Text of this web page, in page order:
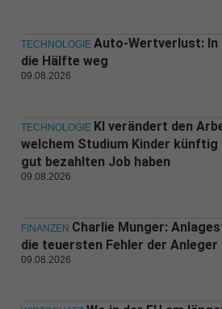
TECHNOLOGIE Auto-Wertverlust:
die Hälfte weg
09.08.2026
TECHNOLOGIE KI verändert den
welchem Studium Kinder künftig
gut bezahlten Job haben
09.08.2026
FINANZEN Charlie Munger:
die teuersten Fehler der Anleger
09.08.2026